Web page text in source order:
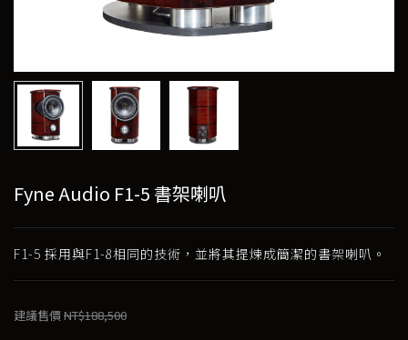
Fyne Audio F1-5 書架喇叭
F1-5 採用與F1-8相同的技術，並將其提煉成簡潔的書架喇叭。
建議售價NT$188,500